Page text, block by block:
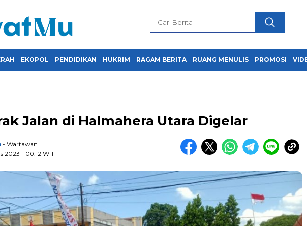
EKOPOL PENDIDIKAN HUKRIM RAGAM BERITA RUANG MENULIS PROMOSI
Jalan di Halmahera Utara Digelar
- Wartawan
2023 - 00:12 WIT